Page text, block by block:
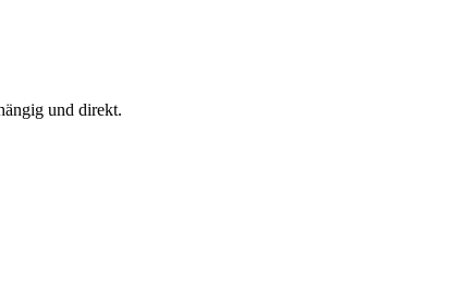
und direkt.